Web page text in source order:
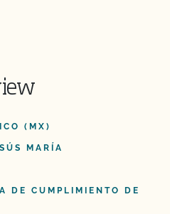
(MX)
MARÍA
DE CUMPLIMIENTO DE